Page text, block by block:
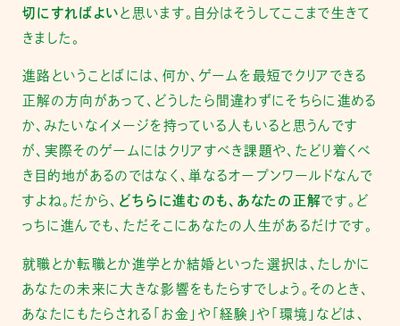
切にすればよいと思います。自分はそうしてここまで生きて
きました。
進路ということばには、何か、ゲームを最短でクリアできる
正解の方向があって、どうしたら間違わずにそちらに進める
か、みたいなイメージを持っている人もいると思うんです
が、実際そのゲームにはクリアすべき課題や、たどり着くべ
き目的地があるのではなく、単なるオープンワールドなんで
すよね。だから、 どちらに進むのも、あなたの正解です。ど
っちに進んでも、ただそこにあなたの人生があるだけです。
就職とか転職とか進学とか結婚といった選択は、たしかに
あなたの未来に大きな影響をもたらすでしょう。そのとき、
あなたにもたらされる「お金」や「経験」や「環境」などは、